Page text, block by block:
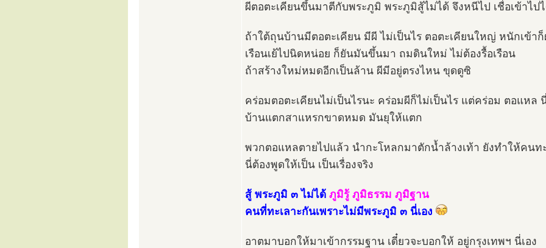
ผีตอตะเคียนขึ้นมาตีกับพระภูมิ พระภูมิสู้ไม่ได้ จึงหนีไป เชื่อเข้าไป
ถ้าใต้ถุนบ้านมีตอตะเคียน มีผี ไม่เป็นไร ตอตะเคียนใหญ่ หนักเข้าก็
เรือนเย้ไปนิดหน่อย ก็ยันมันขึ้นมา ถมดินใหม่ ไม่ต้องรื้อเรือน
ถ้าสร้างใหม่หมดอีกเป็นล้าน ผีมีอยู่ตรงไหน ขุดดูซิ
คร่อมตอตะเคียนไม่เป็นไรนะ คร่อมผีก็ไม่เป็นไร แต่คร่อม ตอแหล
บ้านแตกสาแหรกขาดหมด มันยุให้แตก
พวกตอแหลตายไปแล้ว นำกะโหลกมาตักน้ำล้างเท้า ยังทำให้คนทะ
นี่ต้องพูดให้เป็น เป็นเรื่องจริง
สู้ พระภูมิ ๓ ไม่ได้ ภูมิรู้ ภูมิธรรม ภูมิฐาน
คนที่ทะเลาะกันเพราะไม่มีพระภูมิ ๓ นี่เอง
อาตมาบอกให้มาเข้ากรรมฐาน เดี๋ยวจะบอกให้ อยู่กรุงเทพฯ นี่เอง